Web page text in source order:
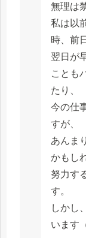
無理は
私は以
時、前
翌日が
ことも
たり、
今の仕
すが、
あんま
かもし
努力す
す。
しかし
います